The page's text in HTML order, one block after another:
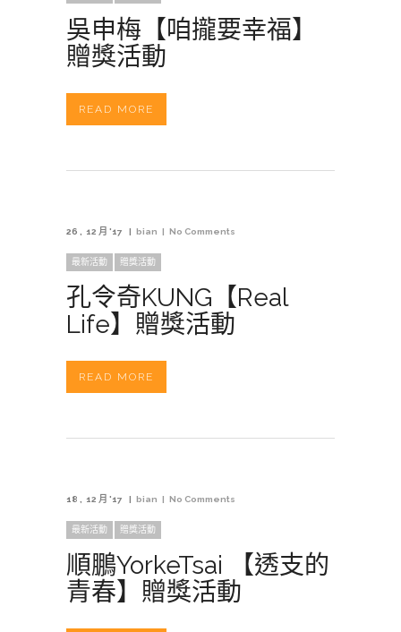
吳申梅【咱攏要幸福】
贈獎活動
READ MORE
26 12 月 '17 bian No Comments
最新活動 贈獎活動
孔令奇KUNG【Real
Life】贈獎活動
READ MORE
18 12 月 '17 bian No Comments
最新活動 贈獎活動
順鵬YorkeTsai 【透支的
青春】贈獎活動